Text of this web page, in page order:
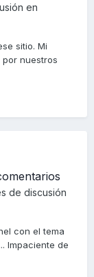
en
sitio. Mi
nuestros
de discusión
con el tema
Impaciente de